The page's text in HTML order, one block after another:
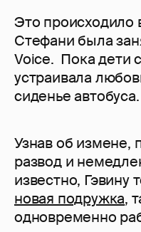
Это происходило
Стефани была
Voice. Пока дети
устраивала
сиденье автобуса.
Узнав об измене,
развод и
известно, Гэвину
новая подружка,
одновременно